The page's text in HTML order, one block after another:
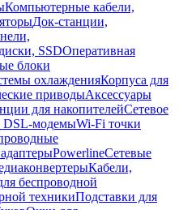
Компьютерные кабели,
Док-станции,
SSDОперативная
блоки
охлажденияКорпуса для
приводыАксессуары
для накопителейСетевое
DSL-модемыWi-Fi точки
PowerlineСетевые
Кабели,
беспроводной
техникиПодставки для